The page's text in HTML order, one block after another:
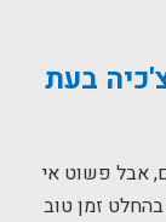
'כיה בעת
אבל פשוט אי
זמן טוב